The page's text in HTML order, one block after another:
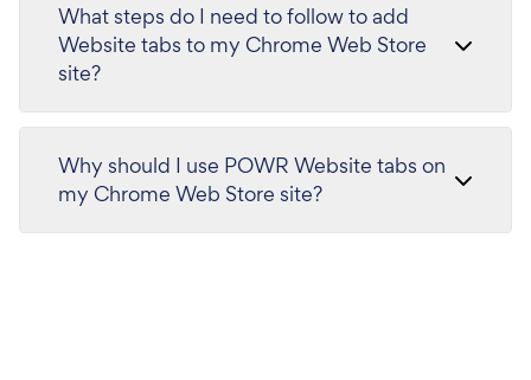
What steps do I need to follow to add
Website tabs to my Chrome Web Store
site?
Why should I use POWR Website tabs on
my Chrome Web Store site?